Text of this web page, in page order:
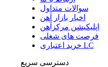
سوالات متداول
اخبار بازار آهن
اپلیکیشن مرکزآهن
فرصت های شغلی
خرید اعتباری LC
دسترسی سریع